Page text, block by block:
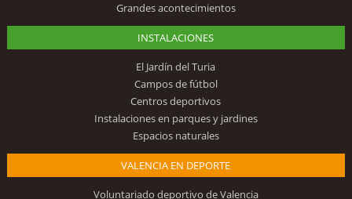
Grandes acontecimientos
INSTALACIONES
El Jardín del Turia
Campos de fútbol
Centros deportivos
Instalaciones en parques y jardines
Espacios naturales
VALENCIA EN DEPORTE
Voluntariado deportivo de Valencia